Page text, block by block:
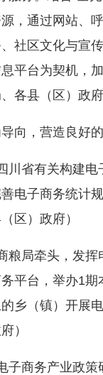
，通过网站、
社区文化与宣
平台为契机，
各县（区）政
，营造良好
省有关构建电
电子商务统计
区）政府）
局牵头，发挥
平台，举办1
乡（镇）开展
）
商务产业政策